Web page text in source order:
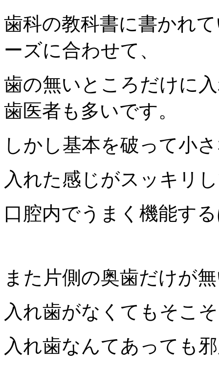
歯科の教科書に書かれ
ーズに合わせて、
歯の無いところだけに
歯医者も多いです。
しかし基本を破って小
入れた感じがスッキリ
口腔内でうまく機能す
また片側の奥歯だけが
入れ歯がなくてもそこ
入れ歯なんてあっても